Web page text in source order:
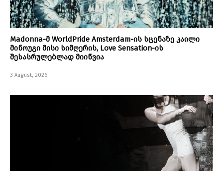
Madonna-მ WorldPride Amsterdam-ის სცენაზე კაილი
მინოუგი მისი სიმღერის, Love Sensation-ის
შესასრულებლად მიიწვია
3 August, 2026